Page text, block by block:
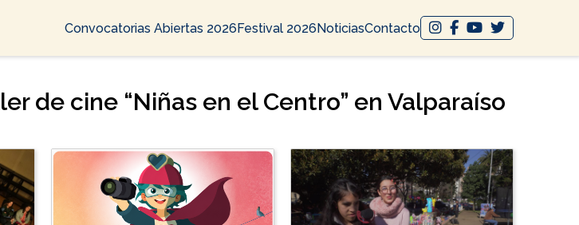
Convocatorias Abiertas 2026Festival 2026NoticiasContacto
de cine “Niñas en el Centro” en Valparaíso